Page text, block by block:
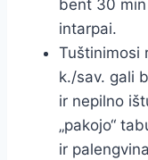
bent 30
intarpai.
Tuštinimosi
k./sav. gali
ir nepilno
„pakojo“
ir